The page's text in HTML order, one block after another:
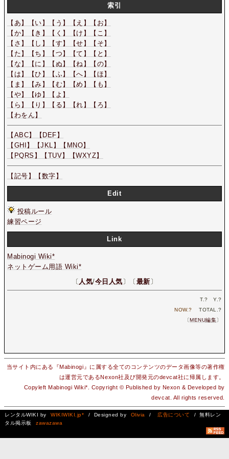
索引
【あ】 【い】 【う】 【え】
【お】
【か】
【き】 【く】 【け】
【こ】
【さ】
【し】 【す】 【せ】
【そ】
【た】
【ち】 【つ】 【て】
【と】
【な】
【に】 【ぬ】 【ね】
【の】
【は】
【ひ】 【ふ】 【へ】
【ほ】
【ま】
【み】 【む】 【め】
【も】
【や】
【ゆ】
【よ】
【ら】
【り】 【る】 【れ】
【ろ】
【わをん】
【ABC】
【DEF】
【GHI】
【JKL】
【MNO】
【PQRS】
【TUV】 【WXYZ】
【記号】 【数字】
Edit
投稿ルール
練習ページ
Link
Mabinogi Wiki*
ネットゲーム用語 Wiki*
〔 人気/今日人気 〕〔 最新 〕
T.? Y.?
NOW.? TOTAL.?
〔MENU編集〕
当サイト内にある『Mabinogi』に属する全てのコンテンツのデータ画像等の著作権
は運営元であるNexon社及び開発元のdevcat社に帰属します。
Copyleft Mabinogi Wiki*. Copyright © Published by Nexon & Developed by
devcat. All rights reserved.
レンタルWIKI by WIKIWIKI.jp* / Designed by Olivia / 広告について
/ 無料レン
タル掲示板
zawazawa